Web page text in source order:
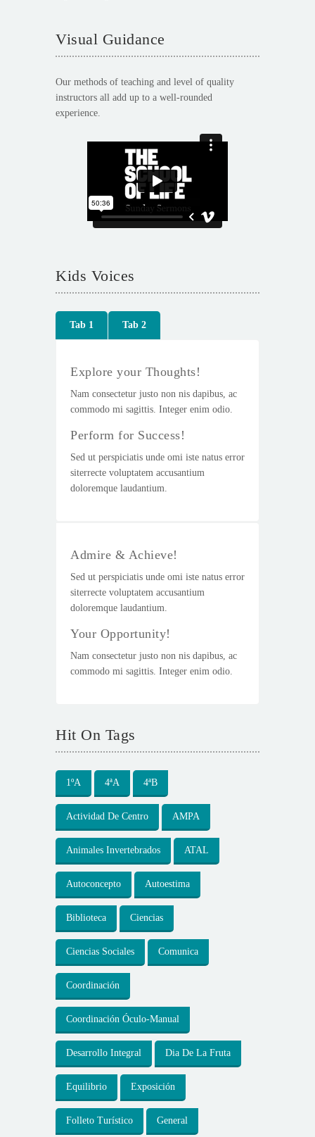
Visual Guidance
Our methods of teaching and level of quality
instructors all add up to a well-rounded
experience.
Kids Voices
Tab 1 Tab 2
Explore your Thoughts!
Nam consectetur justo non nis dapibus, ac
commodo mi sagittis. Integer enim odio.
Perform for Success!
Sed ut perspiciatis unde omi iste natus error
siterrecte voluptatem accusantium
doloremque laudantium.
Admire & Achieve!
Sed ut perspiciatis unde omi iste natus error
siterrecte voluptatem accusantium
doloremque laudantium.
Your Opportunity!
Nam consectetur justo non nis dapibus, ac
commodo mi sagittis. Integer enim odio.
Hit On Tags
1ºA 4ªA 4ªB
Actividad De Centro AMPA
Animales Invertebrados ATAL
Autoconcepto Autoestima
Biblioteca Ciencias
Ciencias Sociales Comunica
Coordinación
Coordinación Óculo-Manual
Desarrollo Integral Dia De La Fruta
Equilibrio Exposición
Folleto Turístico General